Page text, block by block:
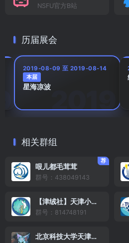
NSFU官方B站
历届展会
2019-08-09 至 2019-08-14
本届
星海凉波
相关群组
荐
哏儿都毛茸茸
群号：438049143
【津绒社】天津小聚群
群号：814748191
北京科技大学天津学院